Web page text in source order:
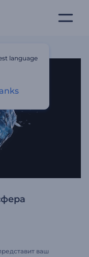
ваш
language